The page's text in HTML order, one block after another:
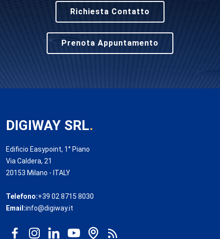
Richiesta Contatto
Prenota Appuntamento
DIGIWAY SRL.
Edificio Easypoint, 1° Piano
Via Caldera, 21
20153 Milano - ITALY
Telefono:+39 02 8715 8030
Email:info@digiway.it